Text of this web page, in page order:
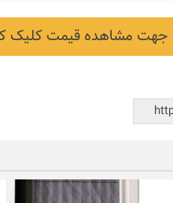
جهت مشاهده قیمت کلیک